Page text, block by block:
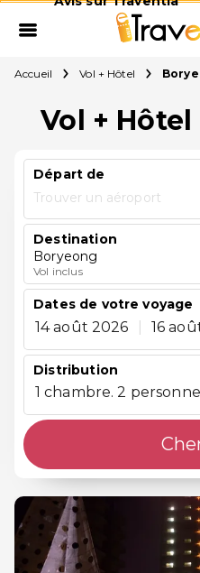
Accueil Vol + Hôtel
Vol +
Départ de
Trouver un aéroport
Destination
Boryeong
Vol inclus
Dates de votre voyage
14 août 2026 16
Distribution
1 chambre. 2